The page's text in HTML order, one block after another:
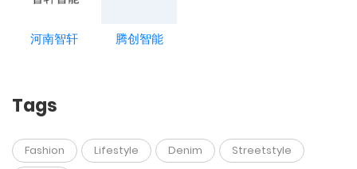
河南智轩 腾创智能
Tags
Fashion Lifestyle Denim
Streetstyle